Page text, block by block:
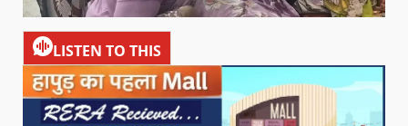
LISTEN TO THIS